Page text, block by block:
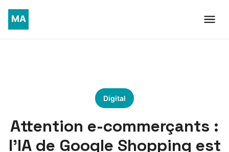
Digital
Attention e-commerçants :
l’IA de Google Shopping est